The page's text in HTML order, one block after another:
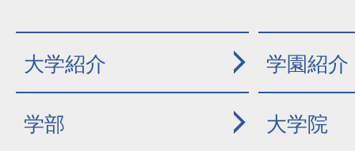
大学紹介 学園紹介
学部 大学院